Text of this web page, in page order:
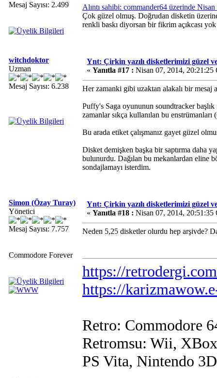
Mesaj Sayısı: 2.499
Alıntı sahibi: commander64 üzerinde
Çok güzel olmuş. Doğrudan disketin
renkli baskı diyorsan bir fikrim açıkcası
witchdoktor
Uzman
Mesaj Sayısı: 6.238
Ynt: Çirkin yazılı disketlerimizi güzel
« Yanıtla #17 : Nisan 07, 2014, 20:21:25
Her zamanki gibi uzaktan alakalı bir mesaj
Puffy's Saga oyununun soundtracker
zamanlar sıkça kullanılan bu
Bu arada etiket çalışmanız gayet güzel
Disket demişken başka bir saptırma daha
bulunurdu. Dağılan bu mekanlardan eline
sondajlamayı isterdim.
Simon (Özay Turay)
Yönetici
Mesaj Sayısı: 7.757
Commodore Forever
Ynt: Çirkin yazılı disketlerimizi güzel
« Yanıtla #18 : Nisan 07, 2014, 20:51:35
Neden 5,25 disketler olurdu hep arşivde?
https://retrodergi.com
https://
Retro: Commodore
Retromsu: Wii,
PS Vita, Nintendo